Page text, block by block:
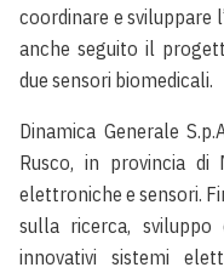
coordinare e sviluppare
anche seguito il
due sensori biomedicali.
Dinamica Generale
Rusco, in provincia di
elettroniche e sensori.
sulla ricerca,
innovativi sistemi